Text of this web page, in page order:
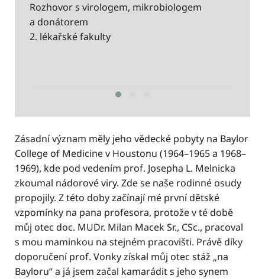
Rozhovor s virologem, mikrobiologem
a donátorem
2. lékařské fakulty
Zásadní význam měly jeho vědecké pobyty na Baylor
College of Medicine v Houstonu (1964–1965 a 1968–
1969), kde pod vedením prof. Josepha L. Melnicka
zkoumal nádorové viry. Zde se naše rodinné osudy
propojily. Z této doby začínají mé první dětské
vzpomínky na pana profesora, protože v té době
můj otec doc. MUDr. Milan Macek Sr., CSc., pracoval
s mou maminkou na stejném pracovišti. Právě díky
doporučení prof. Vonky získal můj otec stáž „na
Bayloru“ a já jsem začal kamarádit s jeho synem